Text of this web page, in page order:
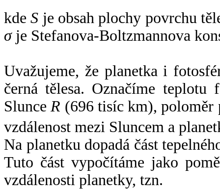
kdeS je obsah plochy povrchu
σje Stefanova-Boltzmannova
Uvažujeme, že planetka i
černá tělesa. Označíme
SlunceR (696 tisíc km),
vzdálenost mezi Sluncem a
Na planetku dopadá část
Tuto část vypočítáme jako
vzdálenosti planetky, tzn.